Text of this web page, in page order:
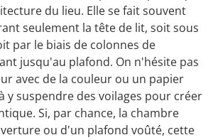
du lieu. Elle se fait souvent
seulement la tête de lit, soit sous
par le biais de colonnes de
jusqu'au plafond. On n'hésite pas
avec de la couleur ou un papier
y suspendre des voilages pour créer
Si, par chance, la chambre
ou d'un plafond voûté, cette